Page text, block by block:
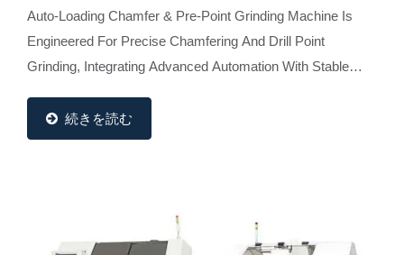
Auto-Loading Chamfer & Pre-Point Grinding Machine Is
Engineered For Precise Chamfering And Drill Point
Grinding, Integrating Advanced Automation With Stable
続きを読む